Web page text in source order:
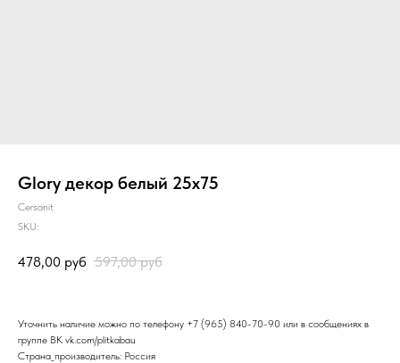
Glory декор белый 25х75
Cersanit
SKU:
478,00 руб 597,00 руб
Уточнить наличие можно по телефону +7 (965) 840-70-90 или в сообщениях в
группе ВК vk.com/plitkabau
Страна_производитель: Россия